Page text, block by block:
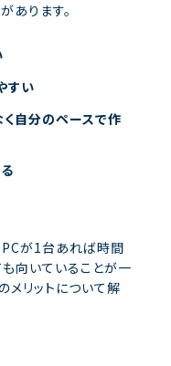
あります。
すい
自分のペースで作
PCが1台あれば時間
向いていることが一
メリットについて解